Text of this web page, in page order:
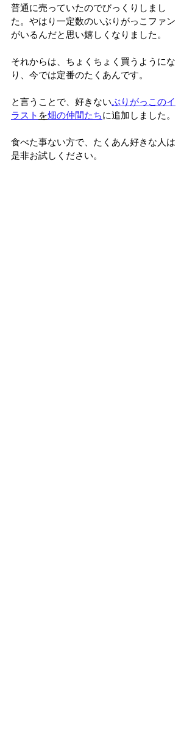
普通に売っていたのでびっくりしまし
た。やはり一定数のいぶりがっこファン
がいるんだと思い嬉しくなりました。
それからは、ちょくちょく買うようにな
り、今では定番のたくあんです。
と言うことで、好きないぶりがっこのイ
ラスト を畑の仲間たちに追加しました。
食べた事ない方で、たくあん好きな人は
是非お試しください。